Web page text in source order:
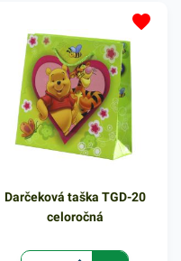
128g/m2. Vhodná na malé
radosti pre najmenších.
Rozmer 11,3x6,4x14,3cm
Darčeková taška TGD-20
celoročná